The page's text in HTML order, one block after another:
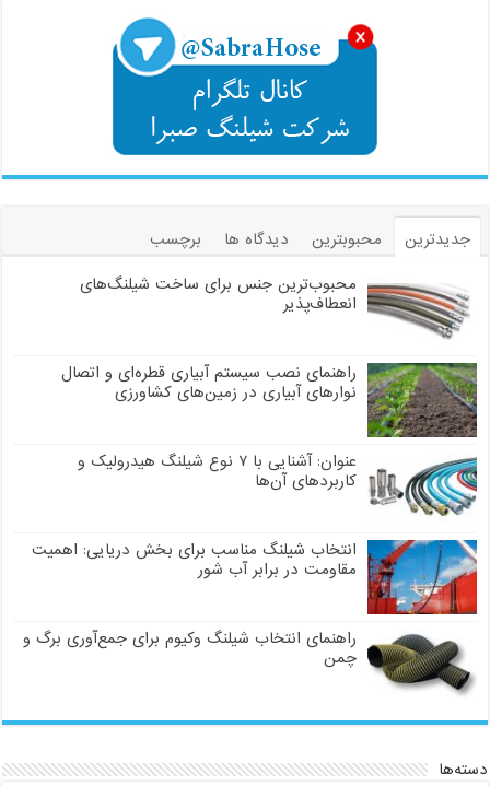
جدیدترین محبوبترین دیدگاه ها
برچسب
محبوب‌ترین جنس برای ساخت شیلنگ‌های
انعطاف‌پذیر
راهنمای نصب سیستم آبیاری قطره‌ای و اتصال
نوارهای آبیاری در زمین‌های کشاورزی
عنوان: آشنایی با ۷ نوع شیلنگ هیدرولیک و
کاربردهای آن‌ها
انتخاب شیلنگ مناسب برای بخش دریایی: اهمیت
مقاومت در برابر آب شور
راهنمای انتخاب شیلنگ وکیوم برای جمع‌آوری برگ و
چمن
دسته‌ها